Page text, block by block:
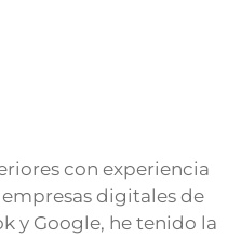
con experiencia
digitales de
y Google, he tenido la